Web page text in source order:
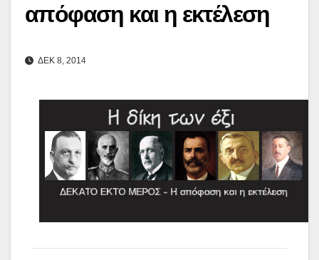
απόφαση και η εκτέλεση
ΔΕΚ 8, 2014